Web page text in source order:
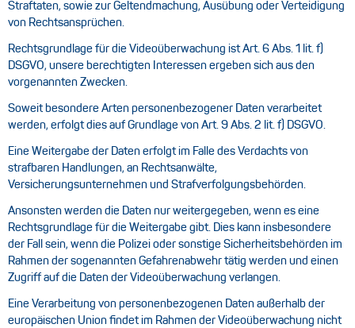
Straftaten, sowie zur Geltendmachung, Ausübung oder Verteidigung
von Rechtsansprüchen.
Rechtsgrundlage für die Videoüberwachung ist Art. 6 Abs. 1 lit. f)
DSGVO, unsere berechtigten Interessen ergeben sich aus den
vorgenannten Zwecken.
Soweit besondere Arten personenbezogener Daten verarbeitet
werden, erfolgt dies auf Grundlage von Art. 9 Abs. 2 lit. f) DSGVO.
Eine Weitergabe der Daten erfolgt im Falle des Verdachts von
strafbaren Handlungen, an Rechtsanwälte,
Versicherungsunternehmen und Strafverfolgungsbehörden.
Ansonsten werden die Daten nur weitergegeben, wenn es eine
Rechtsgrundlage für die Weitergabe gibt. Dies kann insbesondere
der Fall sein, wenn die Polizei oder sonstige Sicherheitsbehörden im
Rahmen der sogenannten Gefahrenabwehr tätig werden und einen
Zugriff auf die Daten der Videoüberwachung verlangen.
Eine Verarbeitung von personenbezogenen Daten außerhalb der
europäischen Union findet im Rahmen der Videoüberwachung nicht